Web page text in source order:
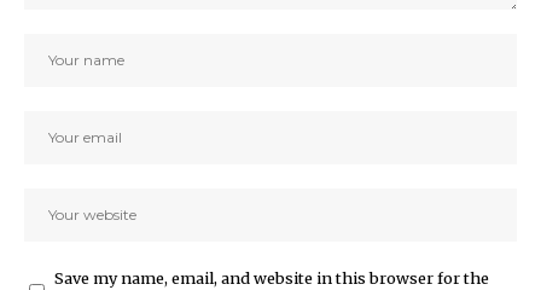
Save my name, email, and website in this browser for the